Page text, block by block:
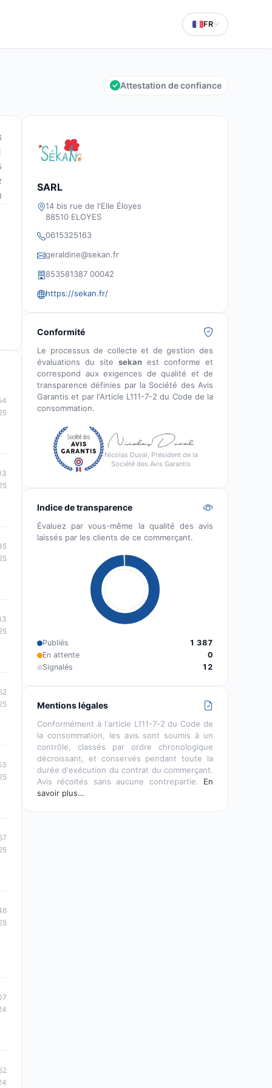
FR
Attestation de confiance
SARL
14 bis rue de l'Elle Éloyes
88510 ELOYES
0615325163
geraldine@sekan.fr
853581387 00042
https://sekan.fr/
Conformité
Le processus de collecte et de gestion des
évaluations du site sekan est conforme et
correspond aux exigences de qualité et de
transparence définies par la Société des Avis
Garantis et par l'Article L111-7-2 du Code de la
consommation.
Nicolas Duval, Président de la
Société des Avis Garantis
Indice de transparence
Évaluez par vous-même la qualité des avis
laissés par les clients de ce commerçant.
Publiés
1 387
En attente
0
Signalés
12
Mentions légales
Conformément à l'article L111-7-2 du Code de
la consommation, les avis sont soumis à un
contrôle, classés par ordre chronologique
décroissant, et conservés pendant toute la
durée d'exécution du contrat du commerçant.
Avis récoltés sans aucune contrepartie. En
savoir plus…